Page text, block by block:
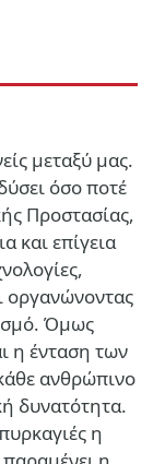
μεταξύ μας.
όσο ποτέ
Προστασίας,
και επίγεια
οργανώνοντας
Όμως
η ένταση των
ανθρώπινο
δυνατότητα.
η